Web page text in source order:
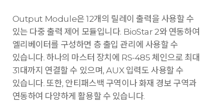
Output Module은 12개의 릴레이 출력을 사용할 수
있는 다중 출력 제어 모듈입니다. BioStar 2와 연동하여
엘리베이터를 구성하면 층 출입 관리에 사용할 수
있습니다. 하나의 마스터 장치에 RS-485 체인으로 최대
31대까지 연결할 수 있으며, AUX 입력도 사용할 수
있습니다. 또한, 안티패스백 구역이나 화재 경보 구역과
연동하여 다양하게 활용할 수 있습니다.